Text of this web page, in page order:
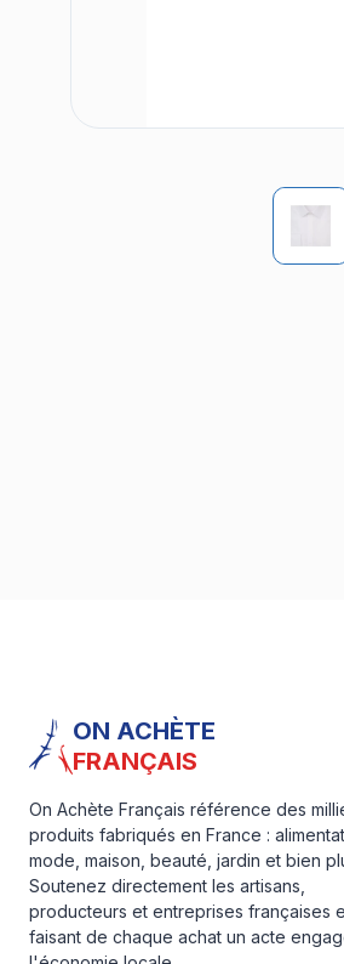
ON ACHÈTE
FRANÇAIS
On Achète Français référence des
produits fabriqués en France :
mode, maison, beauté, jardin et bien
Soutenez directement les artisans,
producteurs et entreprises françaises
faisant de chaque achat un acte